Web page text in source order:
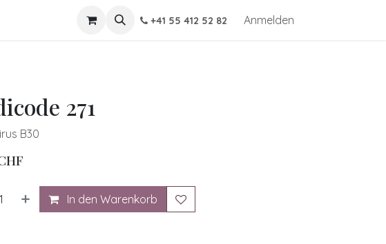
+41 55 412 52 82 Anmelden
271
B30
In den Warenkorb